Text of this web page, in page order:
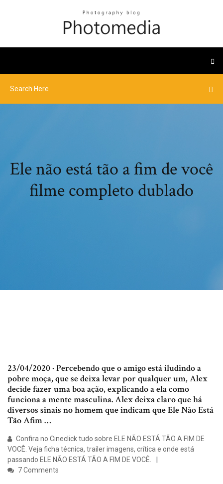
Ele não está tão a fim de você
filme completo dublado
23/04/2020 · Percebendo que o amigo está iludindo a
pobre moça, que se deixa levar por qualquer um, Alex
decide fazer uma boa ação, explicando a ela como
funciona a mente masculina. Alex deixa claro que há
diversos sinais no homem que indicam que Ele Não Está
Tão Afim …
Confira no Cineclick tudo sobre ELE NÃO ESTÁ TÃO A FIM DE
VOCÊ. Veja ficha técnica, trailer imagens, crítica e onde está
passando ELE NÃO ESTÁ TÃO A FIM DE VOCÊ.
7 Comments